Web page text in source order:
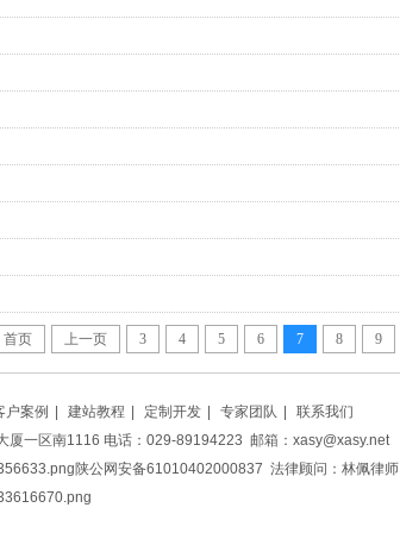
首页 上一页 3 4 5 6 7 8 9
户案例 建站教程 定制开发 专家团队
联系我们
厦一区南1116 电话：029-89194223 邮箱： xasy@xasy.net
陕公网安备61010402000837 法律顾问：林佩律师